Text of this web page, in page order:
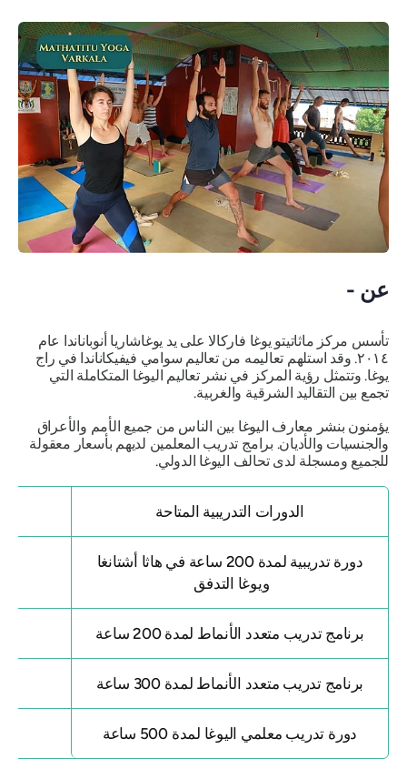
عن -
تأسس مركز ماثاتيتو يوغا فاركالا على يد يوغاشاريا أنوباناندا عام
٢٠١٤. وقد استلهم تعاليمه من تعاليم سوامي فيفيكاناندا في راج
يوغا. وتتمثل رؤية المركز في نشر تعاليم اليوغا المتكاملة التي
تجمع بين التقاليد الشرقية والغربية.
يؤمنون بنشر معارف اليوغا بين الناس من جميع الأمم والأعراق
والجنسيات والأديان. برامج تدريب المعلمين لديهم بأسعار معقولة
للجميع ومسجلة لدى تحالف اليوغا الدولي.
الدورات التدريبية المتاحة
دورة تدريبية لمدة 200 ساعة في هاثا أشتانغا
ويوغا التدفق
برنامج تدريب متعدد الأنماط لمدة 200 ساعة
برنامج تدريب متعدد الأنماط لمدة 300 ساعة
دورة تدريب معلمي اليوغا لمدة 500 ساعة